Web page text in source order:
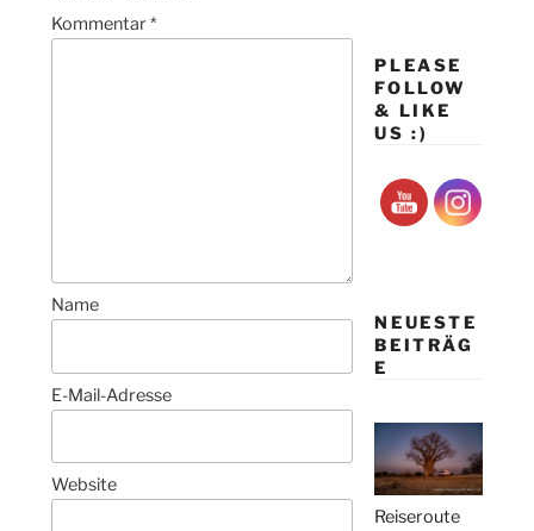
Kommentar*
Name
E-Mail-Adresse
Website
PLEASE
FOLLOW
& LIKE
US :)
NEUESTE
BEITRÄG
E
Reiseroute